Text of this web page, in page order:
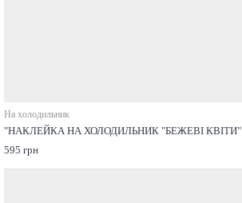
На холодильник
"НАКЛЕЙКА НА ХОЛОДИЛЬНИК "БЕЖЕВІ КВІТИ"
595 грн